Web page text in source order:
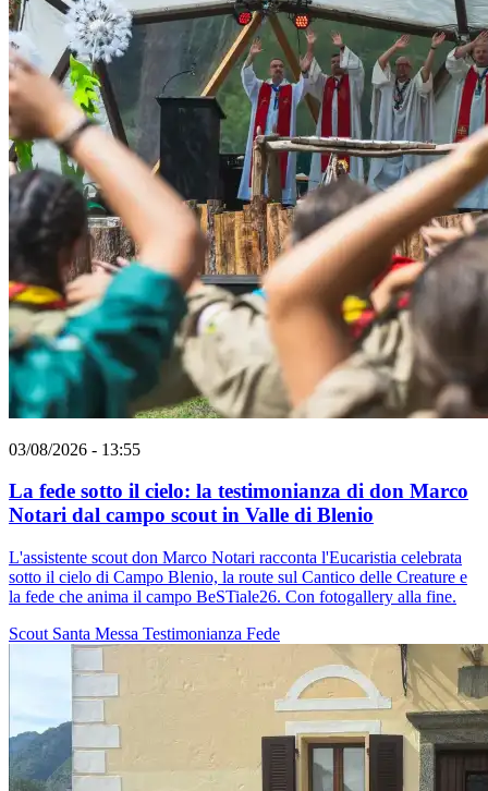
03/08/2026 - 13:55
La fede sotto il cielo: la testimonianza di don Marco
Notari dal campo scout in Valle di Blenio
L'assistente scout don Marco Notari racconta l'Eucaristia celebrata
sotto il cielo di Campo Blenio, la route sul Cantico delle Creature e
la fede che anima il campo BeSTiale26. Con fotogallery alla fine.
Scout Santa Messa Testimonianza Fede